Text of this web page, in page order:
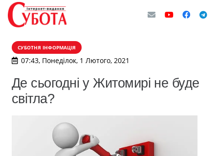
СУБОТНЯ ІНФОРМАЦІЯ
07:43, Понеділок, 1 Лютого, 2021
Де сьогодні у Житомирі не буде
світла?